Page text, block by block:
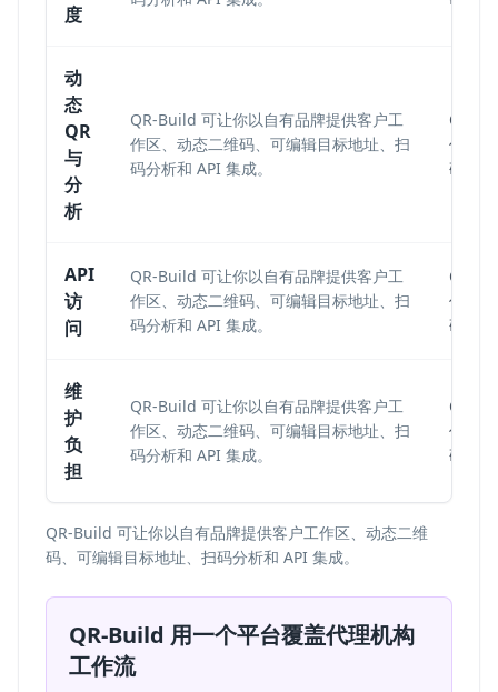
度
动
态
QR
与
分
析
QR-Build 可让你以自有品牌提供客户工
作区、动态二维码、可编辑目标地址、扫
码分析和 API 集成。
QR-
作区
码分
API
访
问
QR-Build 可让你以自有品牌提供客户工
作区、动态二维码、可编辑目标地址、扫
码分析和 API 集成。
QR-
作区
码分
维
护
负
担
QR-Build 可让你以自有品牌提供客户工
作区、动态二维码、可编辑目标地址、扫
码分析和 API 集成。
QR-
作区
码分
QR-Build 可让你以自有品牌提供客户工作区、动态二维
码、可编辑目标地址、扫码分析和 API 集成。
QR-Build 用一个平台覆盖代理机构
工作流